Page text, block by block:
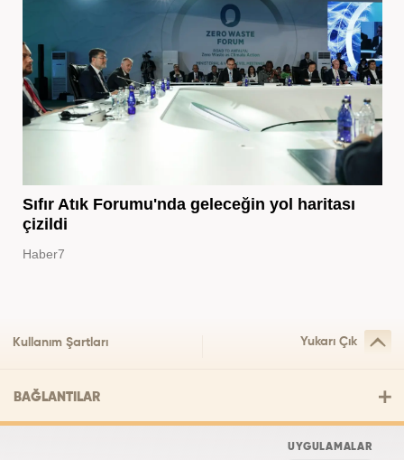
Sıfır Atık Forumu'nda geleceğin yol haritası
çizildi
Haber7
Kullanım Şartları Yukarı Çık
BAĞLANTILAR
UYGULAMALAR